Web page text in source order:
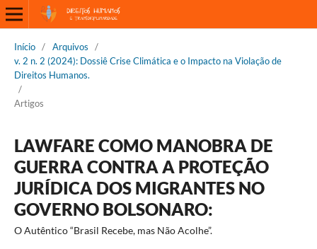
Início / Arquivos
/
v. 2 n. 2 (2024): Dossiê Crise Climática e o Impacto na Violação de
Direitos Humanos.
/
Artigos
LAWFARE COMO MANOBRA DE
GUERRA CONTRA A PROTEÇÃO
JURÍDICA DOS MIGRANTES NO
GOVERNO BOLSONARO:
O Autêntico “Brasil Recebe, mas Não Acolhe”.